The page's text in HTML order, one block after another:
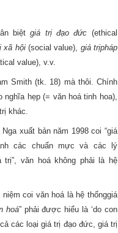
biệtgiá trị đạo đức (ethical
xã hội(social value), giá trịpháp
value), v.v.
Smith (tk. 18) mà thôi. Chính
hẹp (= văn hoá tinh hoa),
khác.
xuất bản năm 1998 coi “giá
các chuẩn mực và các lý
trị”, văn hoá không phải là hệ
niệm coi văn hoá là hệ thốnggiá
hoá” phải được hiểu là ‘do con
các loạigiá trị đạo đức, giá trị